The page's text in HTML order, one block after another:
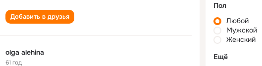
Добавить в друзья
olga alehina
61 год
Пол
Любой
Мужской
Женский
Ещё